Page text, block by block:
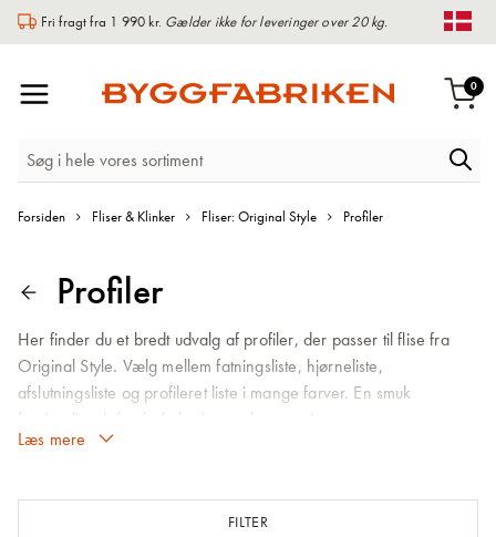
Fri fragt fra 1 990 kr. Gælder ikke for leveringer over 20 kg.
0
Forsiden Fliser & Klinker Fliser: Original Style Profiler
Profiler
Her finder du et bredt udvalg af profiler, der passer til flise fra
Original Style. Vælg mellem fatningsliste, hjørneliste,
afslutningsliste og profileret liste i mange farver. En smuk
fatningsliste løfter hele badeværelset og giver et mere
gennemarbejdet udtryk, end hvis du vælger at flise hele vejen
flise til tapet/farve, når du skal halvt flise toilettet eller køkkenet.
FILTER